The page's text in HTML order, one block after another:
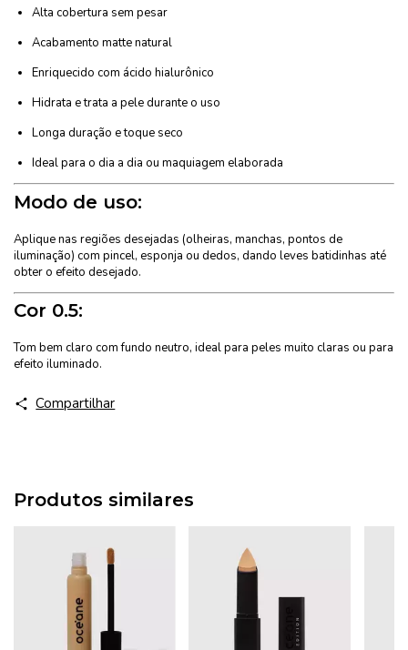
Alta cobertura sem pesar
Acabamento matte natural
Enriquecido com ácido hialurônico
Hidrata e trata a pele durante o uso
Longa duração e toque seco
Ideal para o dia a dia ou maquiagem elaborada
Modo de uso:
Aplique nas regiões desejadas (olheiras, manchas, pontos de
iluminação) com pincel, esponja ou dedos, dando leves batidinhas até
obter o efeito desejado.
Cor 0.5:
Tom bem claro com fundo neutro, ideal para peles muito claras ou para
efeito iluminado.
Compartilhar
Produtos similares